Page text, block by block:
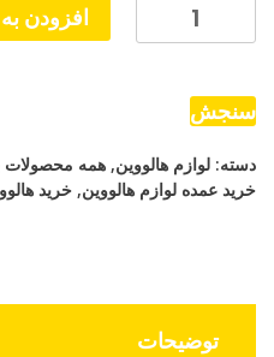
جادوگر
افزودن
سنجش
دسته: لوازم هالووین, همه محصولات
خرید عمده لوازم هالووین, خرید
توضیحات